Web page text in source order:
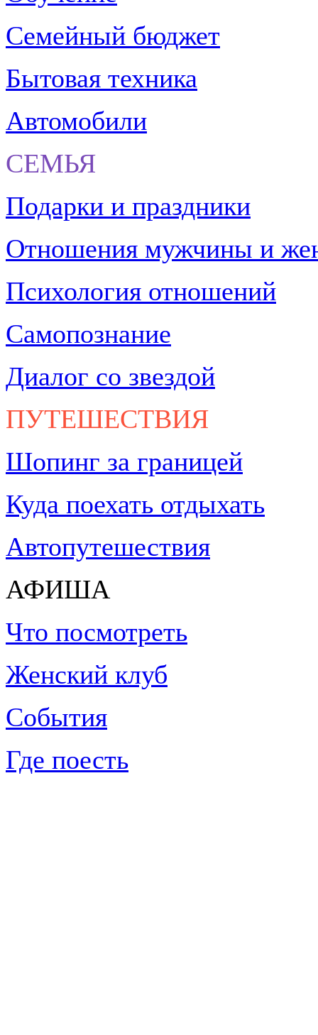
Семейный бюджет
Бытовая техника
Автомобили
СЕМЬЯ
Подарки и праздники
Отношения мужчины и
Психология отношений
Самопознание
Диалог со звездой
ПУТЕШЕСТВИЯ
Шопинг за границей
Куда поехать отдыхать
Автопутешествия
АФИША
Что посмотреть
Женский клуб
События
Где поесть